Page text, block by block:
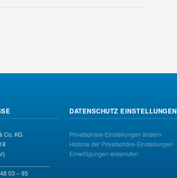
Co. KG
03 – 95
DATENSCHUTZ EINSTELLUNGEN
Privatsphäre-Einstellungen ändern
Historie der Privatsphäre-Einstellungen
Einwilligungen widerrufen